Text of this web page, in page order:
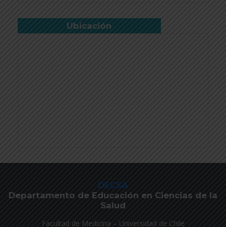
Ubicación
DECSA
Departamento de Educación en Ciencias de la
Salud
Facultad de Medicina – Universidad de Chile